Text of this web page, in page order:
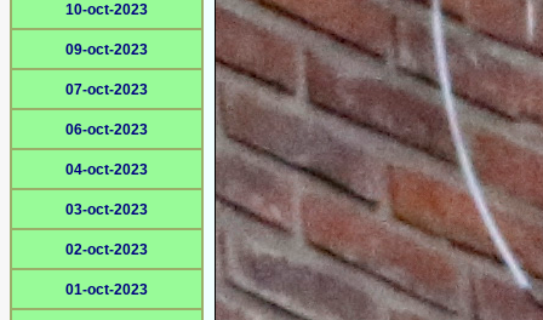
10-oct-2023
09-oct-2023
07-oct-2023
06-oct-2023
04-oct-2023
03-oct-2023
02-oct-2023
01-oct-2023